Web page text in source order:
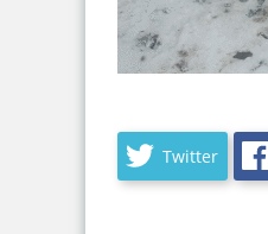
Twitter